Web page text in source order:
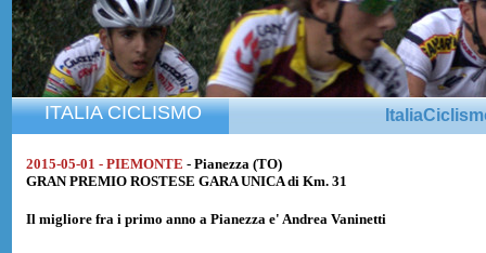
ITALIA CICLISMO
2015-05-01 - PIEMONTE - Pianezza (TO)
GRAN PREMIO ROSTESE GARA UNICA di Km. 31
Il migliore fra i primo anno a Pianezza e' Andrea Vaninetti